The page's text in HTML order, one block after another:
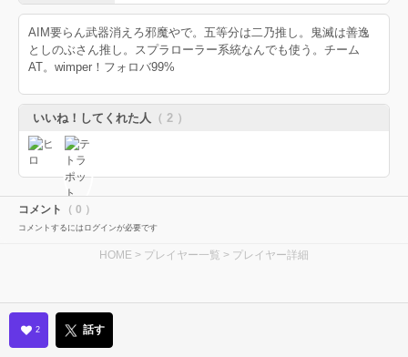
AIM要らん武器消えろ邪魔やで。五等分は二乃推し。鬼滅は善逸
としのぶさん推し。スプラローラー系統なんでも使う。チーム
AT。wimper！フォロバ99%
いいね！してくれた人 （ 2 ）
コメント （ 0 ）
コメントするにはログインが必要です
HOME > プレイヤー一覧 > プレイヤー詳細
2 話す